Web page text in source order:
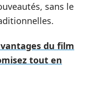
sans le
du film
tout en